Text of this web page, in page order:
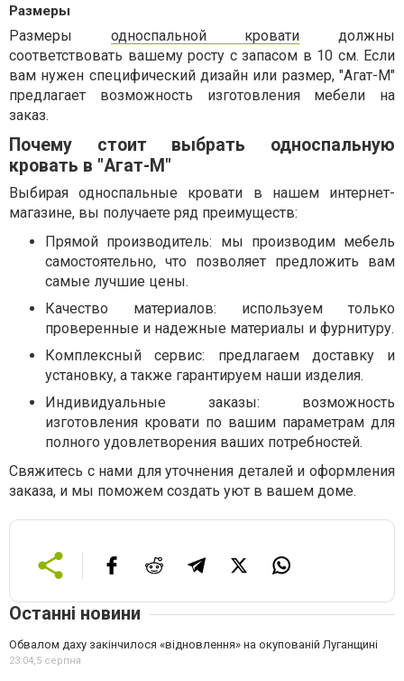
Размеры
Размеры односпальной кровати должны
соответствовать вашему росту с запасом в 10 см. Если
вам нужен специфический дизайн или размер, "Агат-М"
предлагает возможность изготовления мебели на
заказ.
Почему стоит выбрать односпальную
кровать в "Агат-М"
Выбирая односпальные кровати в нашем интернет-
магазине, вы получаете ряд преимуществ:
Прямой производитель: мы производим мебель
самостоятельно, что позволяет предложить вам
самые лучшие цены.
Качество материалов: используем только
проверенные и надежные материалы и фурнитуру.
Комплексный сервис: предлагаем доставку и
установку, а также гарантируем наши изделия.
Индивидуальные заказы: возможность
изготовления кровати по вашим параметрам для
полного удовлетворения ваших потребностей.
Свяжитесь с нами для уточнения деталей и оформления
заказа, и мы поможем создать уют в вашем доме.
Останні новини
Обвалом даху закінчилося «відновлення» на окупованій Луганщині
23:04,5 серпня